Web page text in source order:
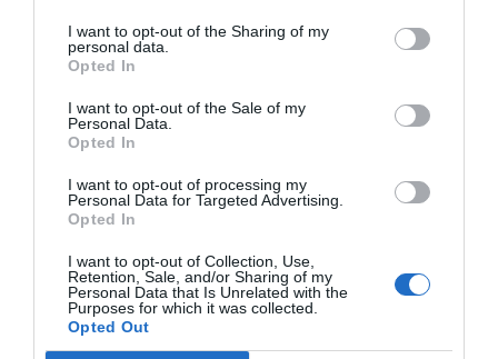
I want to opt-out of the Sharing of my
personal data.
Opted In
I want to opt-out of the Sale of my
Personal Data.
Opted In
I want to opt-out of processing my
Personal Data for Targeted Advertising.
Opted In
I want to opt-out of Collection, Use,
Retention, Sale, and/or Sharing of my
Personal Data that Is Unrelated with the
Purposes for which it was collected.
Opted Out